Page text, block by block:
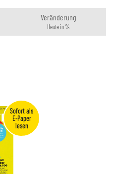
Veränderung
Heute in %